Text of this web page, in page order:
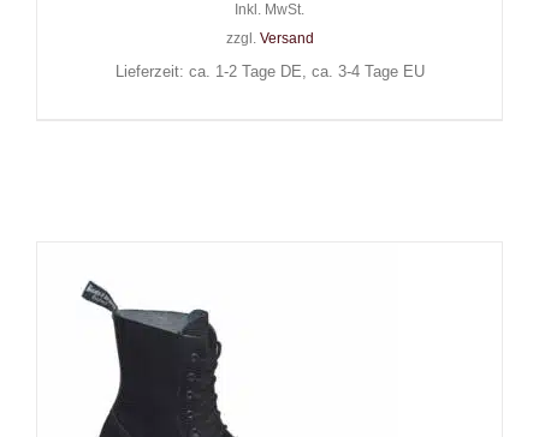
Inkl. MwSt.
zzgl. Versand
Lieferzeit: ca. 1-2 Tage DE, ca. 3-4 Tage EU